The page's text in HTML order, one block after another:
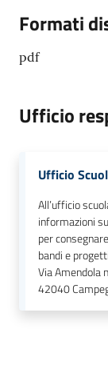
Formati
pdf
Ufficio
Ufficio
All’ufficio
informazioni
per
bandi e
Via Amendola
42040